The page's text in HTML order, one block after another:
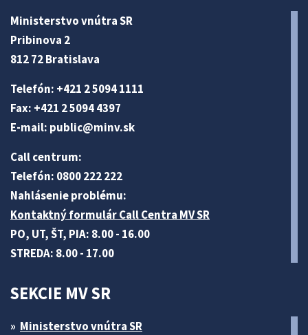
Ministerstvo vnútra SR
Pribinova 2
812 72 Bratislava
Telefón: +421 2 5094 1111
Fax: +421 2 5094 4397
E-mail: public@minv.sk
Call centrum:
Telefón: 0800 222 222
Nahlásenie problému:
Kontaktný formulár Call Centra MV SR
PO, UT, ŠT, PIA: 8.00 - 16.00
STREDA: 8.00 - 17.00
SEKCIE MV SR
Ministerstvo vnútra SR